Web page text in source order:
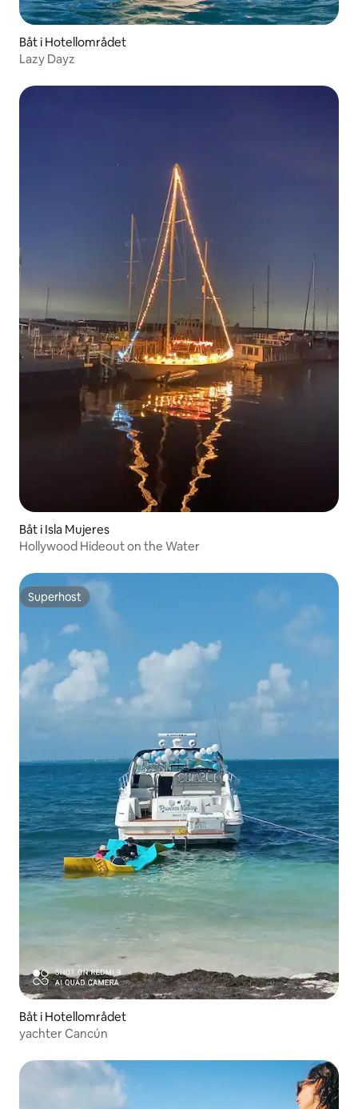
Båt i Hotellområdet
Lazy Dayz
Båt i Isla Mujeres
Hollywood Hideout on the Water
Superhost
Superhost
Båt i Hotellområdet
yachter Cancún